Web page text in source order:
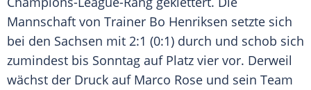
Mannschaft von Trainer Bo Henriksen setzte sich
bei den Sachsen mit 2:1 (0:1) durch und schob sich
zumindest bis Sonntag auf Platz vier vor. Derweil
wächst der Druck auf Marco Rose und sein Team